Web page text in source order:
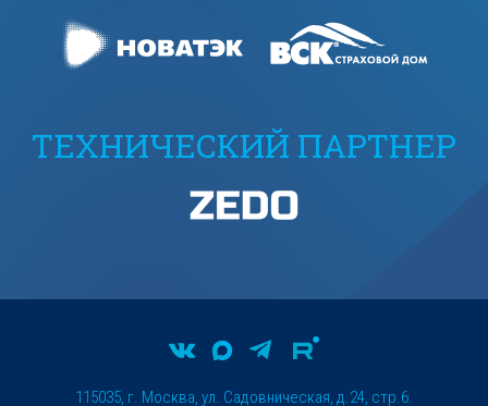
ТЕХНИЧЕСКИЙ ПАРТНЕР
115035, г. Москва, ул. Садовническая, д.24, стр.6.